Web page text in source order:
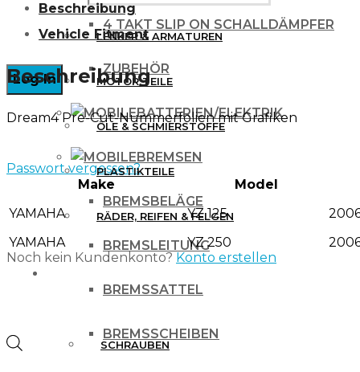
4 TAKT SLIP ON SCHALLDÄMPFER
ZUBEHÖR
BATTERIEN/ELEKTRIK
BREMSEN
BREMSBELÄGE
BREMSLEITUNG
BREMSSATTEL
BREMSSCHEIBEN
Passwort vergessen?
Noch kein Kundenkonto? Konto erstellen
Products
LENKER & ARMATUREN
MOTOR TEILE
ÖLE & SCHMIERSTOFFE
PLASTIKTEILE
RÄDER, REIFEN & FELGEN
SCHRAUBEN
Beschreibung
Vehicle Fitment
Beschreibung
Dream4 Pre-Cut-Nummerfolien mit Grafiken
Make Model
YAMAHA
YZ 125
YAMAHA
YZ 250